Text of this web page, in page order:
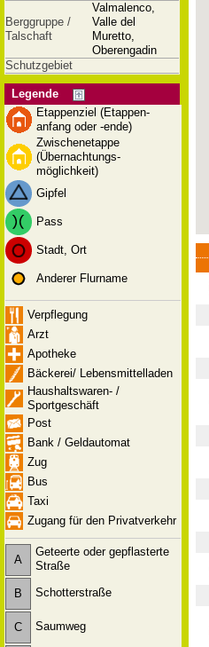
Berggruppe /
Talschaft
Valmalenco,
Valle del
Muretto,
Oberengadin
Schutzgebiet
Legende
Etappenziel (Etappen-
anfang oder -ende)
Zwischenetappe
(Übernachtungs-
möglichkeit)
Gipfel
Pass
Stadt, Ort
Anderer Flurname
Verpflegung
Arzt
Apotheke
Bäckerei/ Lebensmittelladen
Haushaltswaren- /
Sportgeschäft
Post
Bank / Geldautomat
Zug
Bus
Taxi
Zugang für den Privatverkehr
A
Geteerte oder gepflasterte
Straße
B Schotterstraße
C Saumweg